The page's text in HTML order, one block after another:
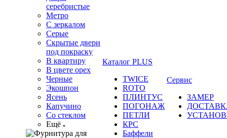
серебристые
Метро
С зеркалом
Серые
Скрытые двери
под покраску
В квартиру
В цвете орех
Черные
Экошпон
Ясень
Капучино
Со стеклом
Ещё
Каталог PLUS
TWICE
ROTO
ПЛИНТУС
ПОГОНАЖ
ПЕТЛИ
КРС
Баффели
Сервис
ЗАМЕР